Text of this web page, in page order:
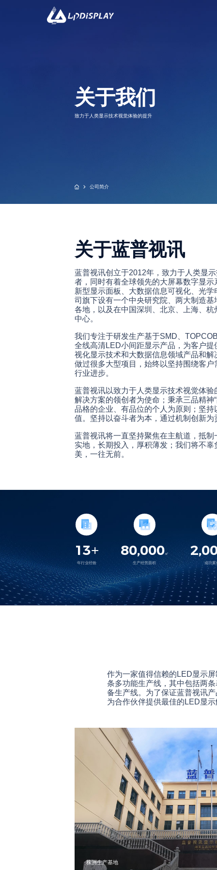
双子座系列
关于我们
致力于人类显示技术视觉体验的提升
公司简介
关于蓝普视讯
蓝普视讯创立于2012年，致力于人类显
者，同时有着全球领先的大屏幕数字显
新型显示面板、大数据信息可视化、光
司旗下设有一个中央研究院、两大制造
各地，以及在中国深圳、北京、上海、
中心。
我们专注于研发生产基于SMD、
全线高清LED小间距显示产品，为客户
视化显示技术和大数据信息领域产品和
做过很多大型项目，始终以坚持围绕客
行业进步。
蓝普视讯以致力于人类显示技术视觉体
解决方案的领创者为使命；秉承三品精神
品格的企业、有品位的个人为原则；坚
值。坚持以奋斗者为本，通过机制创新为
蓝普视讯将一直坚持聚焦在主航道，抵
实地，长期投入，厚积薄发；我们将不
美，一往无前。
13+
年行业经验
80,000㎡
生产经营面积
成功案
作为一家值得信赖的LED显示
条多功能生产线，其中包括两
备生产线。为了保证蓝普视讯
为合作伙伴提供最佳的LED显
株洲生产基地
深圳光明生产基地